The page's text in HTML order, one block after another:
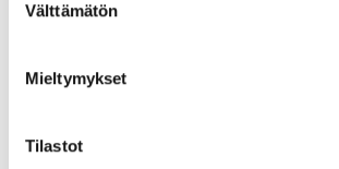
valinta
Välttämätön
Mieltymykset
Tilastot
290,00€
Lisää
Laine,